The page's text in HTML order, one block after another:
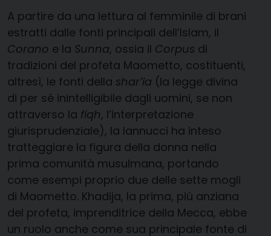
A partire da una lettura al femminile di brani
estratti dalle fonti principali dell’Islam, il
Corano e la Sunna, ossia il Corpus di
tradizioni del profeta Maometto, costituenti,
altresì, le fonti della shar’ia (la legge divina
di per sé inintelligibile dagli uomini, se non
attraverso la fiqh, l’interpretazione
giurisprudenziale), la Iannucci ha inteso
tratteggiare la figura della donna nella
prima comunità musulmana, portando
come esempi proprio due delle sette mogli
di Maometto. Khadija, la prima, più anziana
del profeta, imprenditrice della Mecca, ebbe
un ruolo anche come sua principale fonte di